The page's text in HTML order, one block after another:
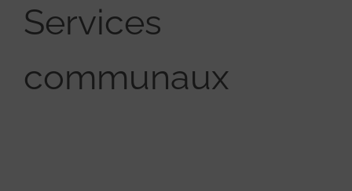
Services
communaux